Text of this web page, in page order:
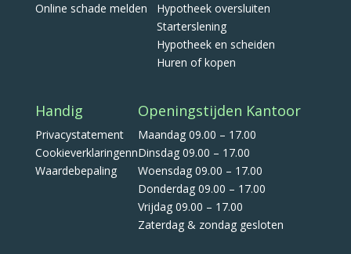
Online schade melden
Hypotheek oversluiten
Starterslening
Hypotheek en scheiden
Huren of kopen
Handig
Privacystatement
Cookieverklaringenn
Waardebepaling
Openingstijden Kantoor
Maandag 09.00 – 17.00
Dinsdag 09.00 – 17.00
Woensdag 09.00 – 17.00
Donderdag 09.00 – 17.00
Vrijdag 09.00 – 17.00
Zaterdag & zondag gesloten